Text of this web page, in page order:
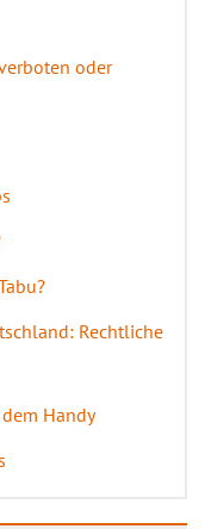
oder
Rechtliche
Handy